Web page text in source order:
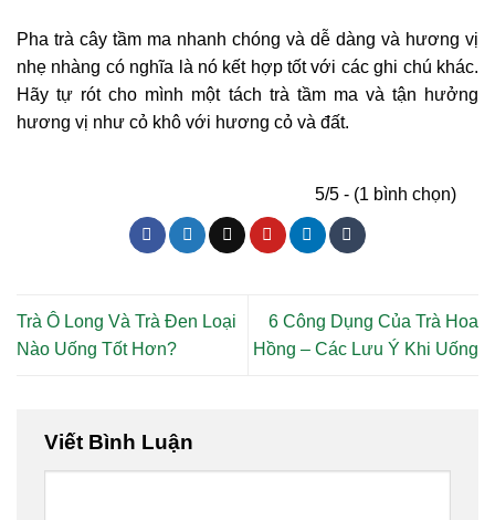
Pha trà cây tầm ma nhanh chóng và dễ dàng và hương vị
nhẹ nhàng có nghĩa là nó kết hợp tốt với các ghi chú khác.
Hãy tự rót cho mình một tách trà tầm ma và tận hưởng
hương vị như cỏ khô với hương cỏ và đất.
5/5 - (1 bình chọn)
Trà Ô Long Và Trà Đen Loại
Nào Uống Tốt Hơn?
6 Công Dụng Của Trà Hoa
Hồng – Các Lưu Ý Khi Uống
Viết Bình Luận